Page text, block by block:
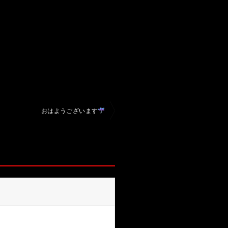
おはようございます